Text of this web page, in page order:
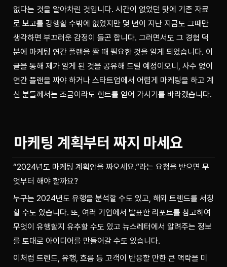
없다는 것을 알아차린 것입니다. 시간이 없었던 탓에 기존 자료
로 보고를 강행할 수밖에 없었지만 몇 년이 지난 지금도 그때만
생각하면 부끄러운 감정이 들곤 합니다. 그러면서도 그 경험 덕
분에 마케팅 연간 플랜을 짤 때 필요한 것을 알게 되었습니다. 이
글을 통해 제가 알게 된 것을 공유해 드릴 예정이오니, 사수 없이
연간 플랜을 짜야 하거나 스타트업에서 어렵게 마케팅을 하고 계
신 분들께서는 조금이라도 힌트를 얻어 가시기를 바라겠습니다.
마케팅 계획부터 짜지 마세요
“2024년도 마케팅 계획안을 짜오세요.”라는 요청을 받으면 무
엇부터 해야 할까요?
누구는 2024년도 유행을 분석할 수도 있고, 해외 트렌드를 서칭
할 수도 있습니다. 또, 여러 기업에서 발표한 리포트를 참고하여
무엇이 유행할지 유추할 수도 있고 뉴스레터에서 알려주는 정보
를 토대로 아이디어를 만들어갈 수도 있습니다.
이처럼 트렌드, 유행, 흐름 등 고객이 반응할 만한 큰 맥락을 미